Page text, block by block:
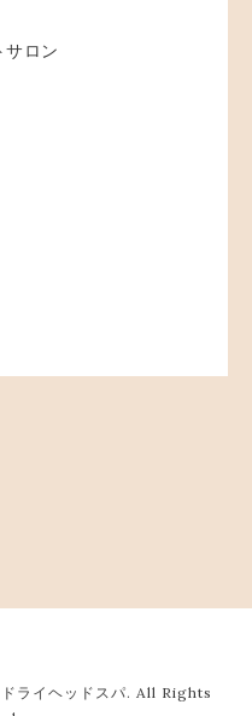
サロン
ライヘッドスパ. All Rights